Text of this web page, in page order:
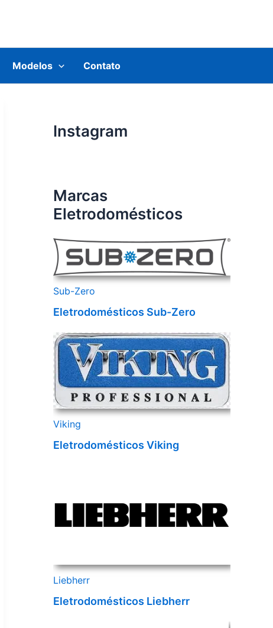
Modelos Contato
Instagram
Marcas
Eletrodomésticos
Sub-Zero
Eletrodomésticos Sub-Zero
Viking
Eletrodomésticos Viking
Liebherr
Eletrodomésticos Liebherr